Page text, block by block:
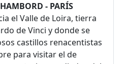
- PARÍS
el Valle de Loira, tierra
de Vinci y donde se
castillos renacentistas
para visitar el de